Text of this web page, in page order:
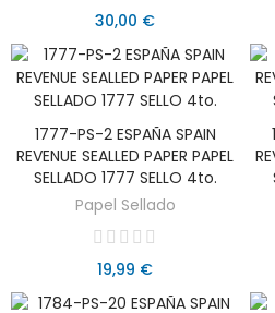
30,00 €
AÑADIR AL CARRITO
1777-PS-2 ESPAÑA SPAIN
REVENUE SEALLED PAPER PAPEL
SELLADO 1777 SELLO 4to.
Papel Sellado
19,99 €